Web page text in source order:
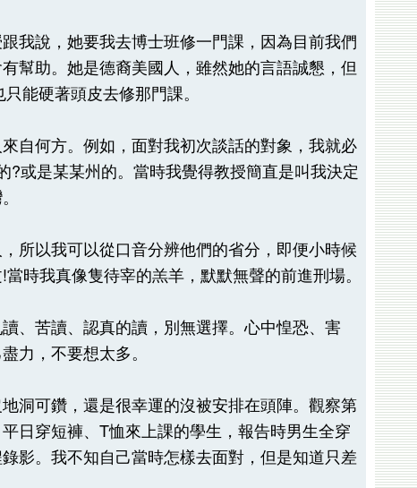
我說，她要我去博士班修一門課，因為目前我們
幫助。她是德裔美國人，雖然她的言語誠懇，但
能硬著頭皮去修那門課。
自何方。例如，面對我初次談話的對象，我就必
或是某某州的。當時我覺得教授簡直是叫我決定
所以我可以從口音分辨他們的省分，即便小時候
時我真像隻待宰的羔羊，默默無聲的前進刑場。
、苦讀、認真的讀，別無選擇。心中惶恐、害
力，不要想太多。
洞可鑽，還是很幸運的沒被安排在頭陣。觀察第
日穿短褲、T恤來上課的學生，報告時男生全穿
影。我不知自己當時怎樣去面對，但是知道只差